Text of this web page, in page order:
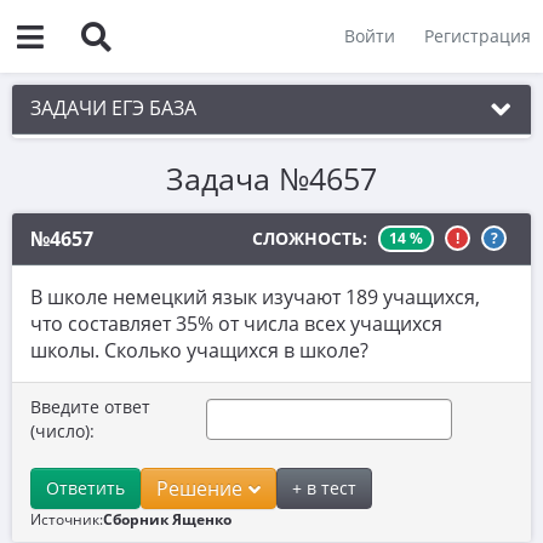
Войти Регистрация
ЗАДАЧИ ЕГЭ БАЗА
1. Простые текстовые задачи
2. Величины и значения
3. Графики, диаграммы, таблицы
4. Вычисления по формуле
5. Теория вероятностей
6. Выбор подходящих вариантов
7. Функции и производные
8. Выбор утверждений
9. Фигуры на квадратной решетке.
Задача №4657
№4657 СЛОЖНОСТЬ: 14 % ! ?
В школе немецкий язык изучают 189 учащихся,
что составляет 35% от числа всех учащихся
школы. Сколько учащихся в школе?
Введите ответ
(число):
Ответить Решение + в тест
Источник:Сборник Ященко